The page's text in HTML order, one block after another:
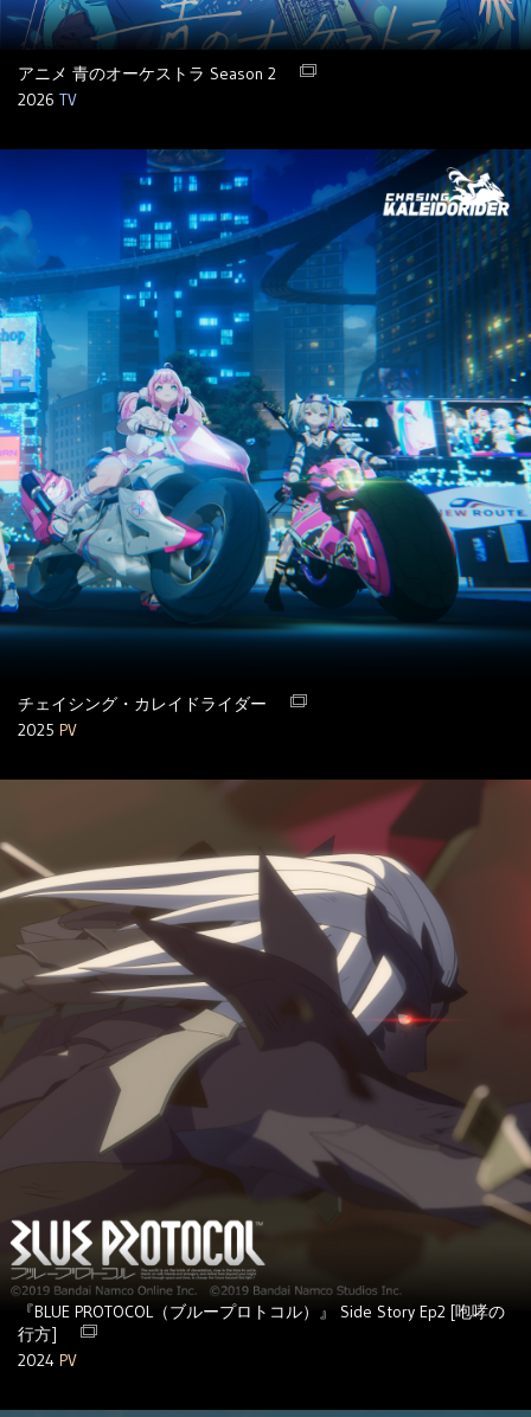
アニメ 青のオーケストラ Season 2
2026 TV
チェイシング・カレイドライダー
2025 PV
『BLUE PROTOCOL（ブループロトコル）』 Side Story Ep2 [咆哮の
行方]
2024 PV